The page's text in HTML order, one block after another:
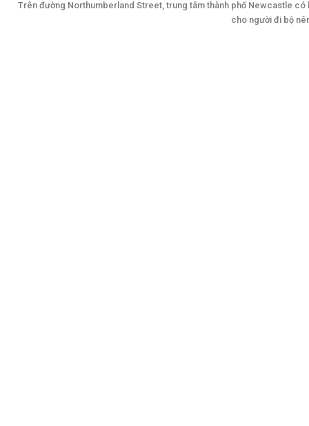
Trên đường Northumberland Street, trung tâm thành phố Newcastle
cho người đi bộ